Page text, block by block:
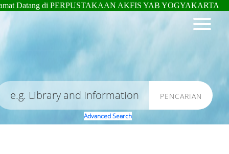
Datang di PERPUSTAKAAN AKFIS YAB YOGYAKARTA
PENCARIAN
Advanced Search